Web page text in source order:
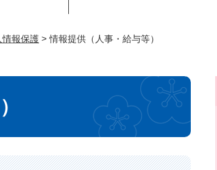
情報保護 >情報提供（人事・給与等）